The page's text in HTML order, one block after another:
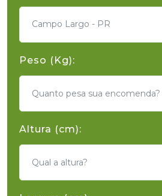
Campo Largo - PR
Peso (Kg):
Altura (cm):